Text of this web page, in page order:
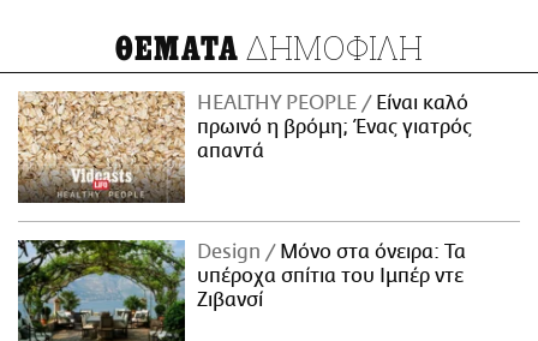
ΘΕΜΑΤΑ ΔΗΜΟΦΙΛΗ
HEALTHY PEOPLE
Είναι καλό
πρωινό η βρόμη; Ένας γιατρός
απαντά
Design
Μόνο στα όνειρα: Τα
υπέροχα σπίτια του Ιμπέρ ντε
Ζιβανσί